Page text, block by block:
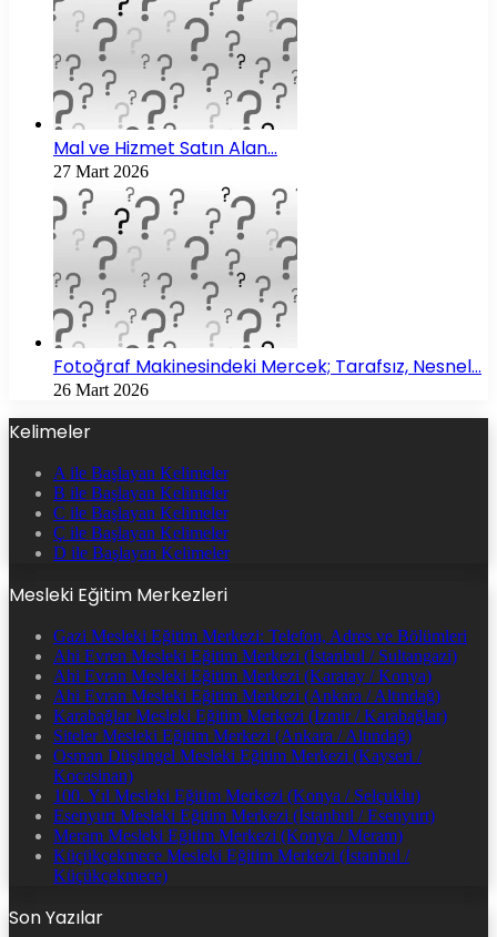
Mal ve Hizmet Satın Alan…
27 Mart 2026
Fotoğraf Makinesindeki Mercek; Tarafsız, Nesnel…
26 Mart 2026
Kelimeler
A ile Başlayan Kelimeler
B ile Başlayan Kelimeler
C ile Başlayan Kelimeler
Ç ile Başlayan Kelimeler
D ile Başlayan Kelimeler
Mesleki Eğitim Merkezleri
Gazi Mesleki Eğitim Merkezi: Telefon, Adres ve Bölümleri
Ahi Evren Mesleki Eğitim Merkezi (İstanbul / Sultangazi)
Ahi Evran Mesleki Eğitim Merkezi (Karatay / Konya)
Ahi Evran Mesleki Eğitim Merkezi (Ankara / Altındağ)
Karabağlar Mesleki Eğitim Merkezi (İzmir / Karabağlar)
Siteler Mesleki Eğitim Merkezi (Ankara / Altındağ)
Osman Düşüngel Mesleki Eğitim Merkezi (Kayseri /
Kocasinan)
100. Yıl Mesleki Eğitim Merkezi (Konya / Selçuklu)
Esenyurt Mesleki Eğitim Merkezi (İstanbul / Esenyurt)
Meram Mesleki Eğitim Merkezi (Konya / Meram)
Küçükçekmece Mesleki Eğitim Merkezi (İstanbul /
Küçükçekmece)
Son Yazılar